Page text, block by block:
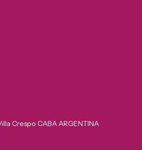
Crespo CABA ARGENTINA